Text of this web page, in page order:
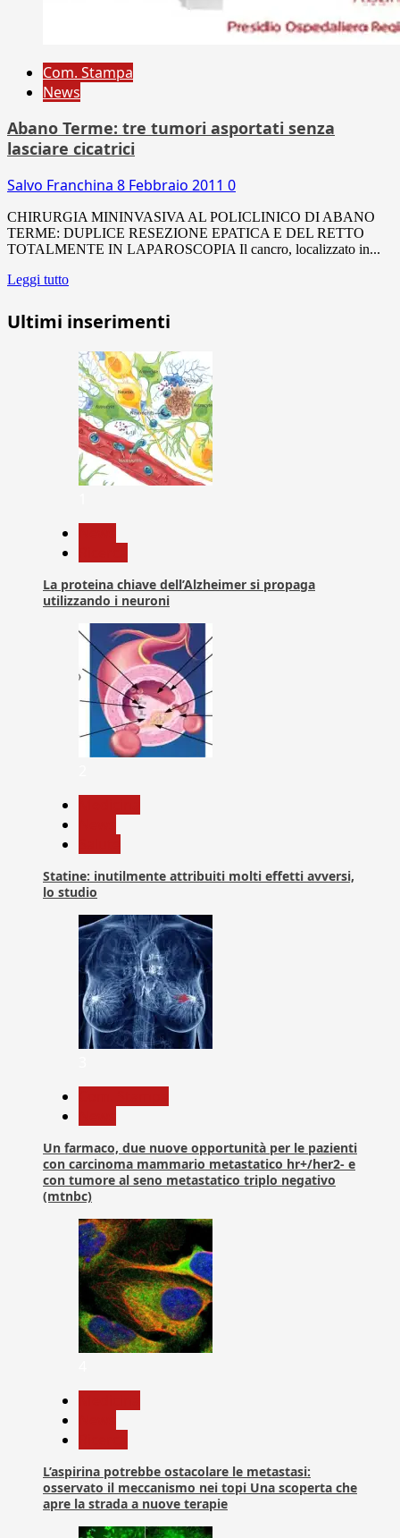
Com. Stampa
News
Abano Terme: tre tumori asportati senza
lasciare cicatrici
Salvo Franchina 8 Febbraio 2011 0
CHIRURGIA MININVASIVA AL POLICLINICO DI ABANO
TERME: DUPLICE RESEZIONE EPATICA E DEL RETTO
TOTALMENTE IN LAPAROSCOPIA Il cancro, localizzato in...
Leggi tutto
Ultimi inserimenti
La proteina chiave dell’Alzheimer si propaga
utilizzando i neuroni
Statine: inutilmente attribuiti molti effetti avversi,
lo studio
Un farmaco, due nuove opportunità per le pazienti
con carcinoma mammario metastatico hr+/her2- e
con tumore al seno metastatico triplo negativo
(mtnbc)
L’aspirina potrebbe ostacolare le metastasi:
osservato il meccanismo nei topi Una scoperta che
apre la strada a nuove terapie